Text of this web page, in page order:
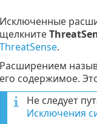
Исключенные
щелкните
ThreatSense.
Расширением
его содержимое.
Не следует
Исключения